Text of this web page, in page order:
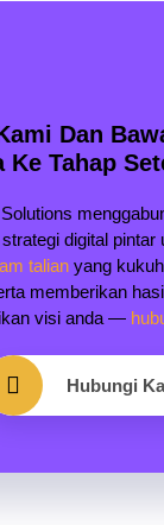
Dan
Ke Tahap
digital pintar
talian yang
memberikan
visi anda —
Hubungi